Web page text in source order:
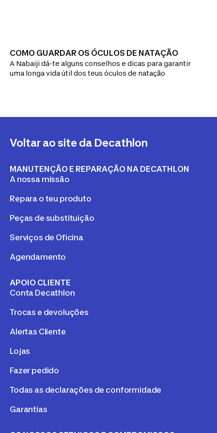
COMO GUARDAR OS ÓCULOS DE NATAÇÃO
A Nabaiji dá-te alguns conselhos e dicas para garantir
uma longa vida útil dos teus óculos de natação
Voltar ao site da Decathlon
MANUTENÇÃO E REPARAÇÃO NA DECATHLON
A nossa missão
Repara o teu produto
Peças de substituição
Serviços de Oficina
Agendamento
APOIO CLIENTE
Conta Decathlon
Trocas e devoluções
Alertas Cliente
Lojas
Fazer pedido
Todas as declarações de conformidade
Garantias